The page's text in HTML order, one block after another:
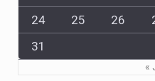
24
25 26
31
«